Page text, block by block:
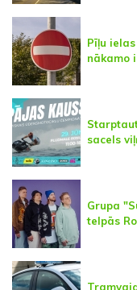
Pīļu
nākamo
sacels
Grupa
telpās